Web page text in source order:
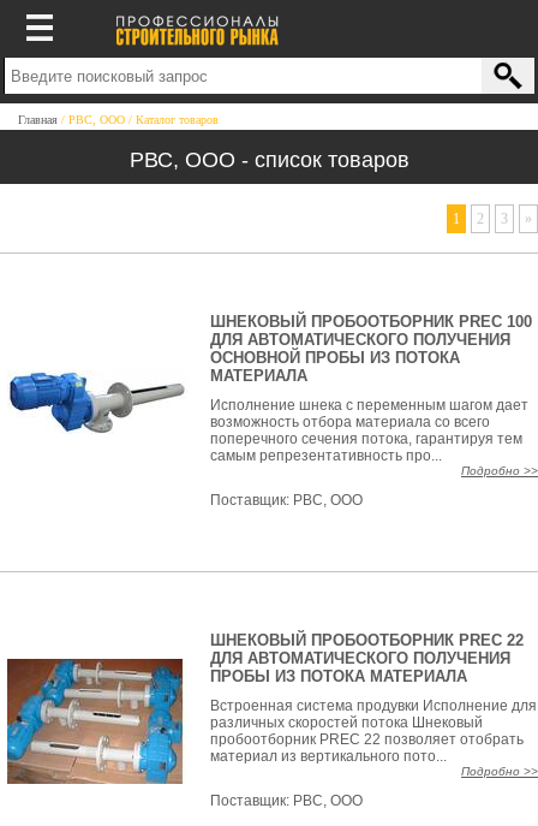
Главная РВС, ООО Каталог товаров
РВС, ООО - список товаров
1 2 3 »
ШНЕКОВЫЙ ПРОБООТБОРНИК PREC 100
ДЛЯ АВТОМАТИЧЕСКОГО ПОЛУЧЕНИЯ
ОСНОВНОЙ ПРОБЫ ИЗ ПОТОКА
МАТЕРИАЛА
Исполнение шнека с переменным шагом дает
возможность отбора материала со всего
поперечного сечения потока, гарантируя тем
самым репрезентативность про...
Подробно >>
Поставщик: РВС, ООО
ШНЕКОВЫЙ ПРОБООТБОРНИК PREC 22
ДЛЯ АВТОМАТИЧЕСКОГО ПОЛУЧЕНИЯ
ПРОБЫ ИЗ ПОТОКА МАТЕРИАЛА
Встроенная система продувки Исполнение для
различных скоростей потока Шнековый
пробоотборник PREC 22 позволяет отобрать
материал из вертикального пото...
Подробно >>
Поставщик: РВС, ООО